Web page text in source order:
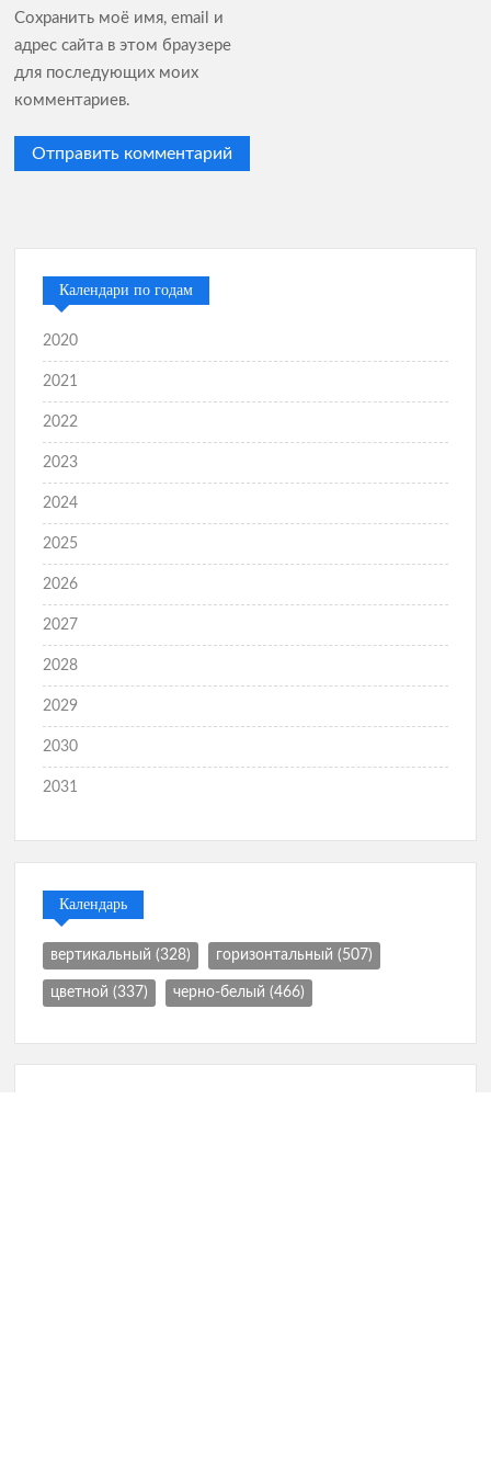
Сохранить моё имя, email и
адрес сайта в этом браузере
для последующих моих
комментариев.
Календари по годам
2020
2021
2022
2023
2024
2025
2026
2027
2028
2029
2030
2031
Календарь
вертикальный (328) горизонтальный (507)
цветной (337) черно-белый (466)